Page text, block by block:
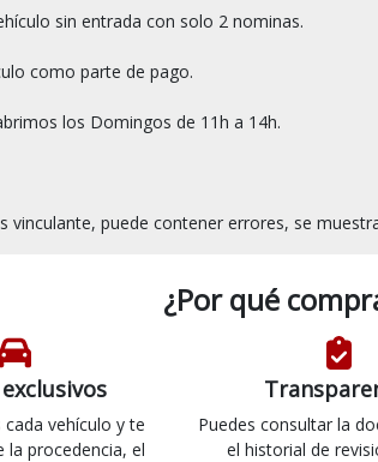
sin entrada con solo 2 nominas.
como parte de pago.
los Domingos de 11h a 14h.
¿Por qué
vehículo y te
procedencia, el
Puedes consultar la
el historial de